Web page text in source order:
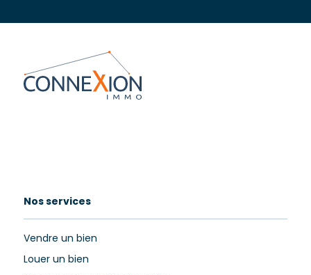
Nos services
Vendre un bien
Louer un bien